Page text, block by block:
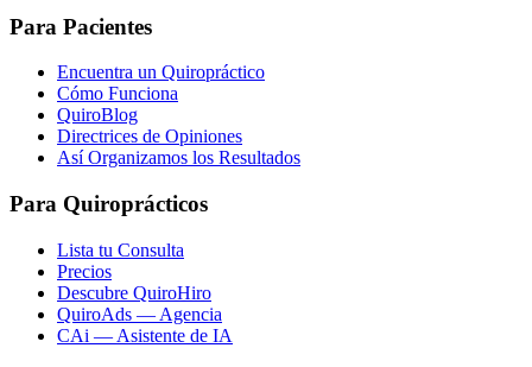
Para Pacientes
Encuentra un Quiropráctico
Cómo Funciona
QuiroBlog
Directrices de Opiniones
Así Organizamos los Resultados
Para Quiroprácticos
Lista tu Consulta
Precios
Descubre QuiroHiro
QuiroAds — Agencia
CAi — Asistente de IA